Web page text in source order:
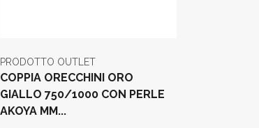
PRODOTTO OUTLET
COPPIA ORECCHINI ORO
GIALLO 750/1000 CON PERLE
AKOYA MM...